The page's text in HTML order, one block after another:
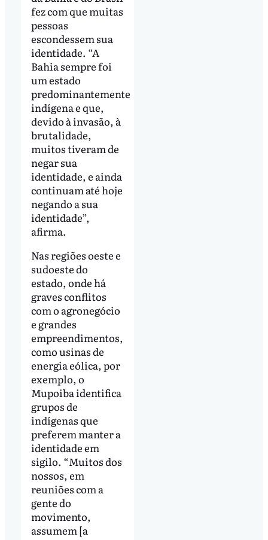
fez com que muitas
pessoas
escondessem sua
identidade. “A
Bahia sempre foi
um estado
predominantemente
indígena e que,
devido à invasão, à
brutalidade,
muitos tiveram de
negar sua
identidade, e ainda
continuam até hoje
negando a sua
identidade”,
afirma.
Nas regiões oeste e
sudoeste do
estado, onde há
graves conflitos
com o agronegócio
e grandes
empreendimentos,
como usinas de
energia eólica, por
exemplo, o
Mupoiba identifica
grupos de
indígenas que
preferem manter a
identidade em
sigilo. “Muitos dos
nossos, em
reuniões com a
gente do
movimento,
assumem [a